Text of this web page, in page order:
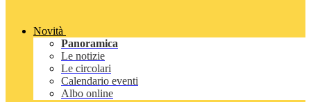
Novità
Panoramica
Le notizie
Le circolari
Calendario eventi
Albo online